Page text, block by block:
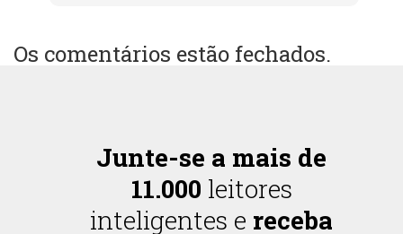
Os comentários estão fechados.
Junte-se a mais de
11.000 leitores
inteligentes e receba